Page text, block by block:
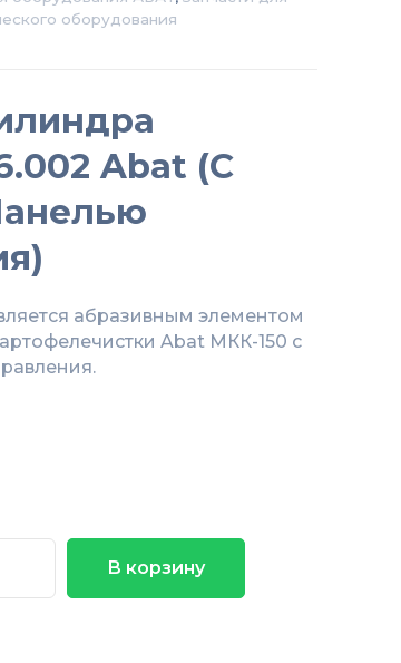
оборудования
Abat (с
абразивным элементом
Abat МКК-150 с
В корзину